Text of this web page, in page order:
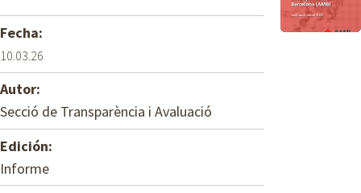
Fecha:
10.03.26
Autor:
Secció de Transparència i Avaluació
Edición:
Informe